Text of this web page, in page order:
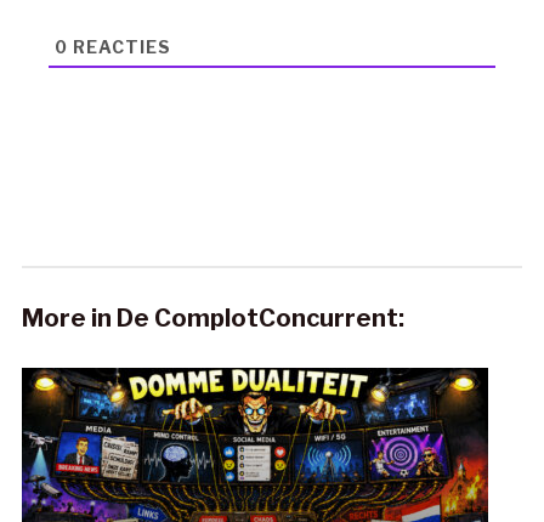
0 REACTIES
More in De ComplotConcurrent: